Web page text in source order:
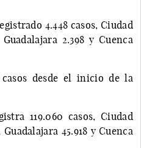
4.448 casos, Ciudad
2.398 y Cuenca
desde el inicio de la
119.060 casos, Ciudad
Guadalajara 45.918 y Cuenca